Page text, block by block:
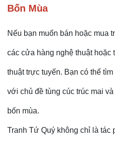
Bốn Mùa
Nếu bạn muốn bán hoặc mua
các cửa hàng nghệ thuật hoặc
thuật trực tuyến. Bạn có thể
với chủ đề tùng cúc trúc mai
bốn mùa.
Tranh Tứ Quý không chỉ là tác